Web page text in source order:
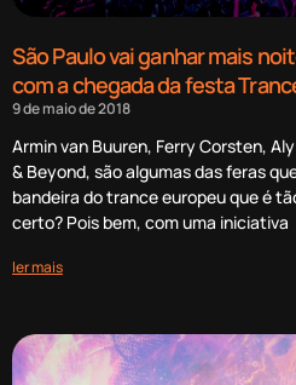
São Paulo vai ganhar mais
com a chegada da festa
9 de maio de 2018
Armin van Buuren, Ferry Corsten,
& Beyond, são algumas das feras
bandeira do trance europeu que é
certo? Pois bem, com uma iniciativa
ler mais